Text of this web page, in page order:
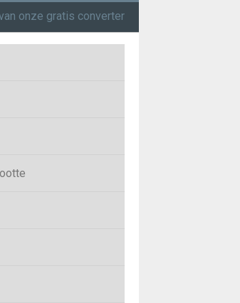
onze gratis converter